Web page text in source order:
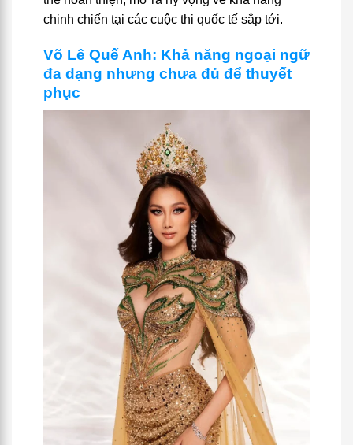
chinh chiến tại các cuộc thi quốc tế sắp tới.
Võ Lê Quế Anh: Khả năng ngoại ngữ
đa dạng nhưng chưa đủ để thuyết
phục